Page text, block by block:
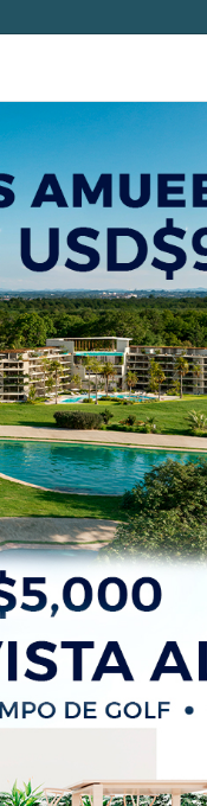
Guía de inversión